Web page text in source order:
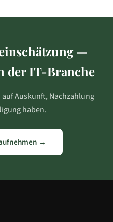
—
der IT-Branche
Auskunft, Nachzahlung
haben.
→